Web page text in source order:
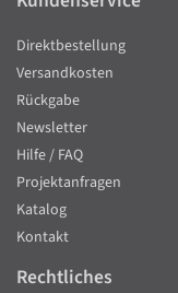
Direktbestellung
Versandkosten
Rückgabe
Newsletter
Hilfe / FAQ
Projektanfragen
Katalog
Kontakt
Rechtliches